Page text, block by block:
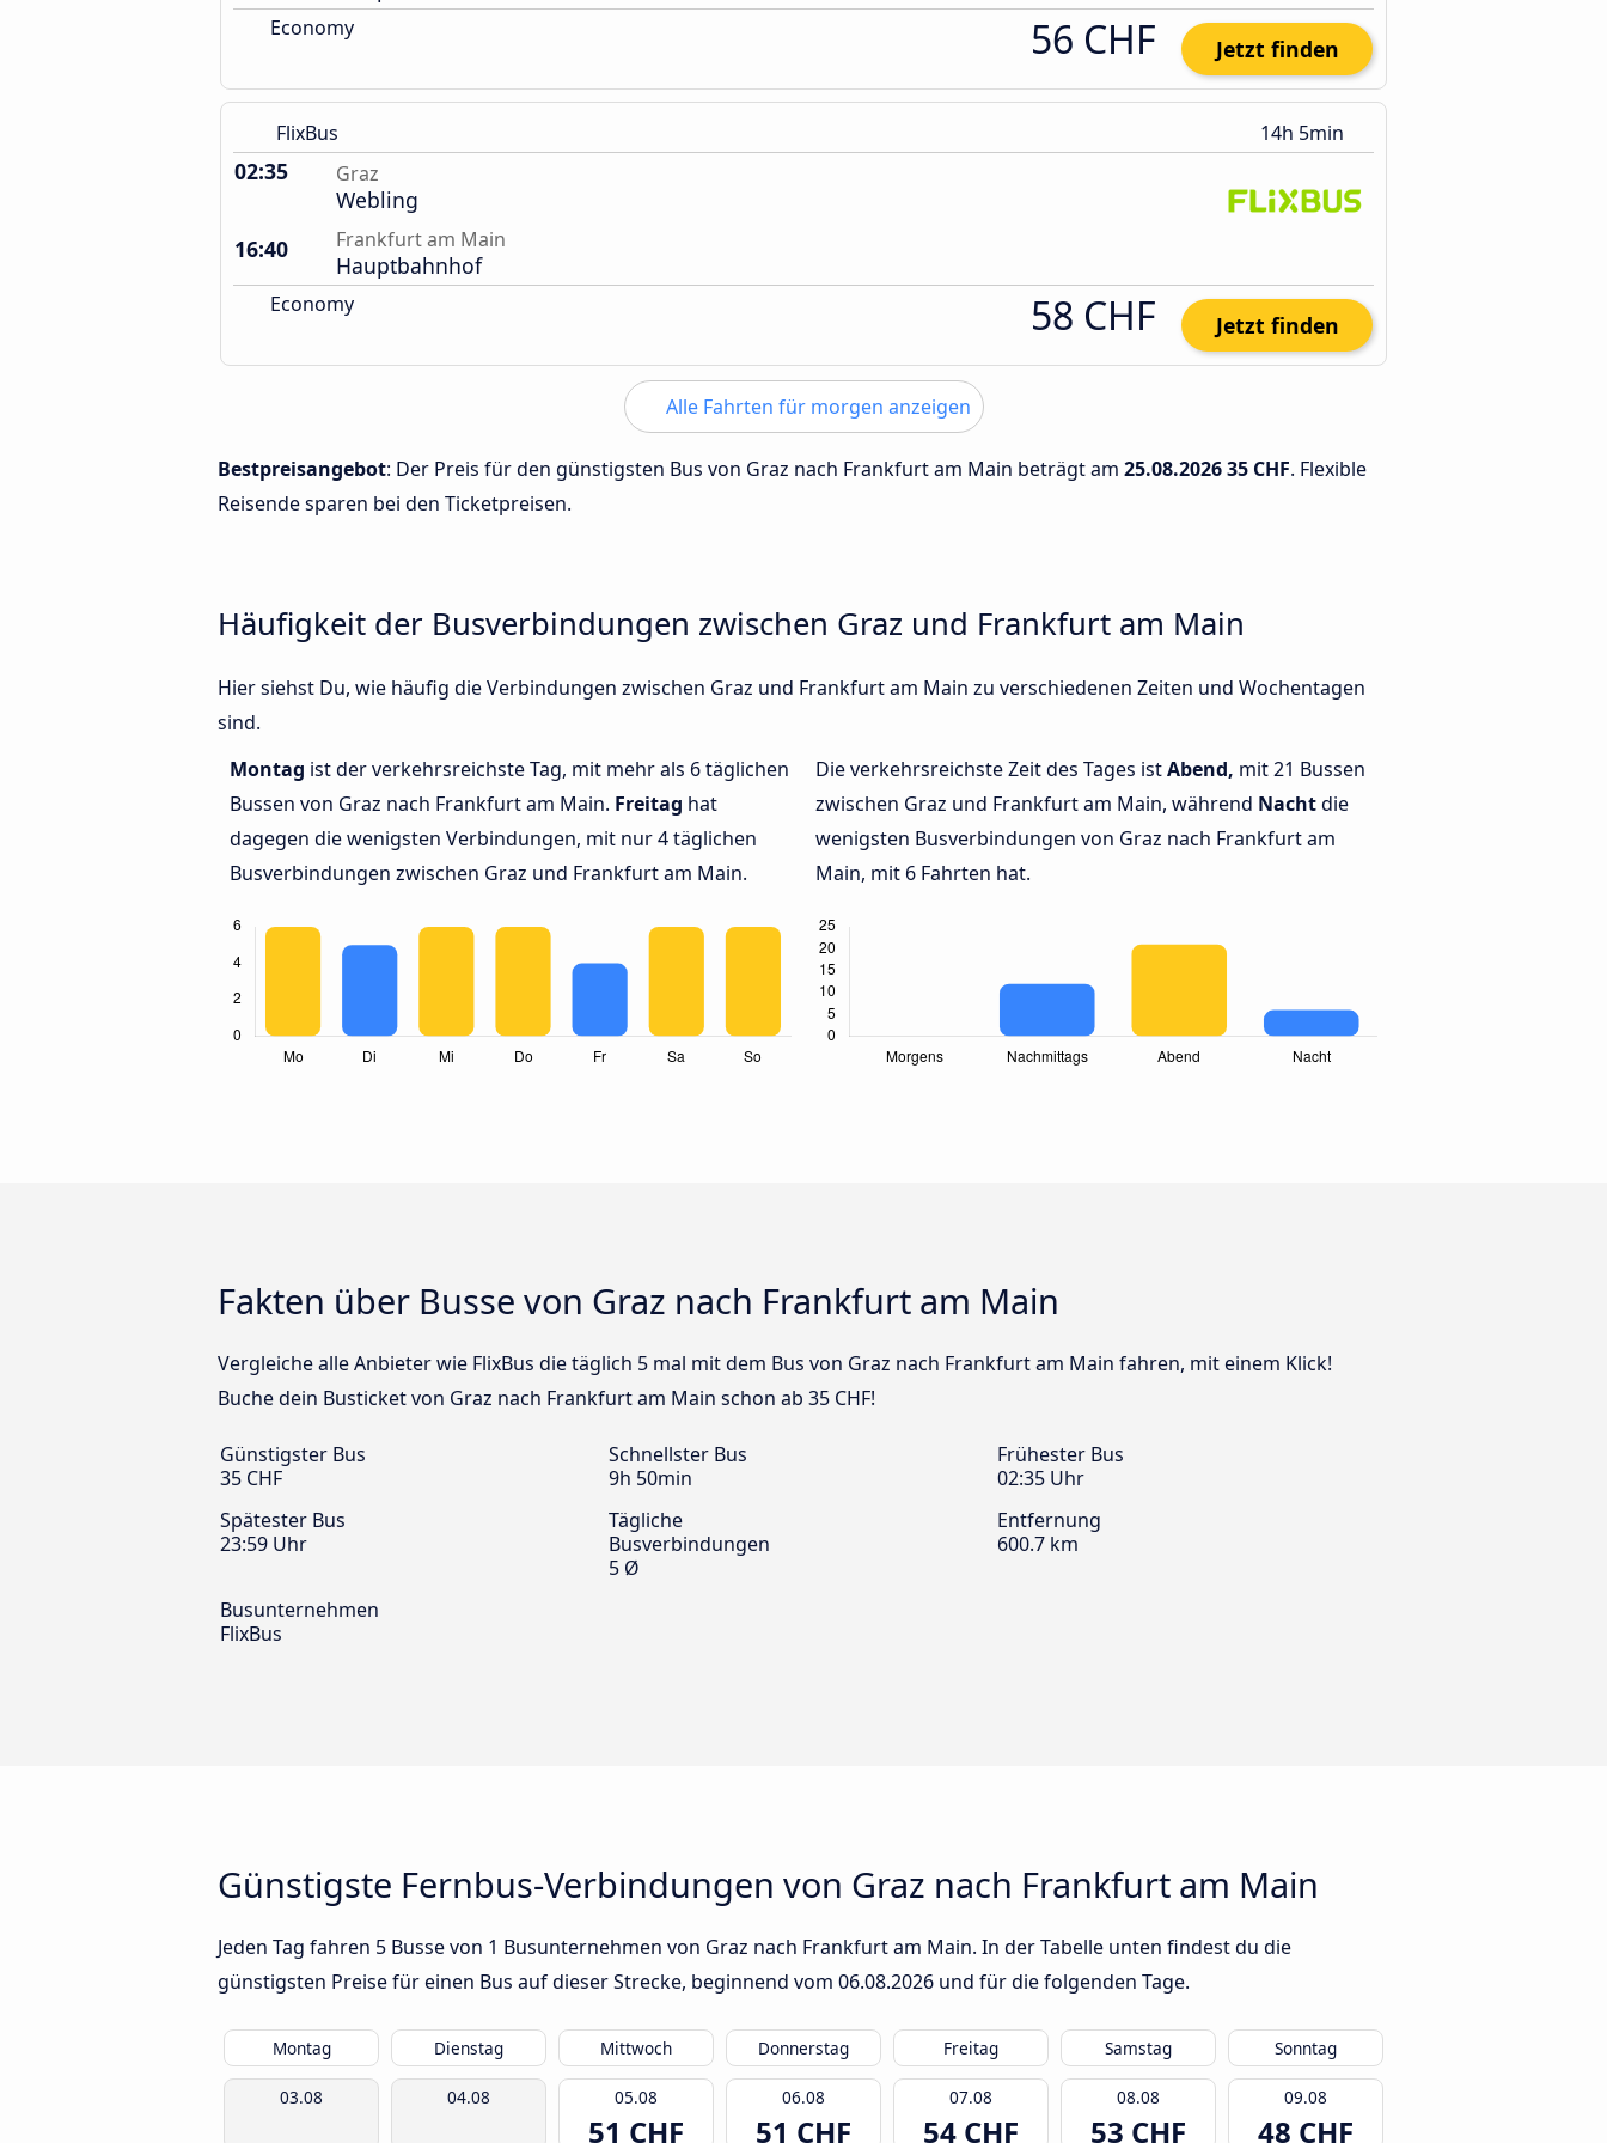
Economy 56 CHF Jetzt finden
FlixBus 14h 5min
02:35 Graz
Webling
16:40
Frankfurt am Main
Hauptbahnhof
Economy 58 CHF Jetzt finden
Alle Fahrten für morgen anzeigen
Bestpreisangebot: Der Preis für den günstigsten Bus von Graz nach Frankfurt am Main beträgt am 25.08.202635 CHF. Flexible
Reisende sparen bei den Ticketpreisen.
Häufigkeit der Busverbindungen zwischen Graz und Frankfurt am Main
Hier siehst Du, wie häufig die Verbindungen zwischen Graz und Frankfurt am Main zu verschiedenen Zeiten und Wochentagen
sind.
Montag ist der verkehrsreichste Tag, mit mehr als 6 täglichen
Bussen von Graz nach Frankfurt am Main. Freitag hat
dagegen die wenigsten Verbindungen, mit nur 4 täglichen
Busverbindungen zwischen Graz und Frankfurt am Main.
Die verkehrsreichste Zeit des Tages istAbend, mit 21 Bussen
zwischen Graz und Frankfurt am Main, während Nachtdie
wenigsten Busverbindungen von Graz nach Frankfurt am
Main, mit 6 Fahrten hat.
Fakten über Busse von Graz nach Frankfurt am Main
Vergleiche alle Anbieter wie FlixBus die täglich 5 mal mit dem Bus von Graz nach Frankfurt am Main fahren, mit einem Klick!
Buche dein Busticket von Graz nach Frankfurt am Main schon ab 35 CHF!
Günstigster Bus
35 CHF
Schnellster Bus
9h 50min
Frühester Bus
02:35 Uhr
Spätester Bus
23:59 Uhr
Tägliche
Busverbindungen
5 Ø
Entfernung
600.7 km
Busunternehmen
FlixBus
Günstigste Fernbus-Verbindungen von Graz nach Frankfurt am Main
Jeden Tag fahren 5 Busse von 1 Busunternehmen von Graz nach Frankfurt am Main. In der Tabelle unten findest du die
günstigsten Preise für einen Bus auf dieser Strecke, beginnend vom 06.08.2026 und für die folgenden Tage.
Montag Dienstag Mittwoch Donnerstag Freitag Samstag Sonntag
03.08 04.08 05.08
51 CHF
06.08
51 CHF
07.08
54 CHF
08.08
53 CHF
09.08
48 CHF